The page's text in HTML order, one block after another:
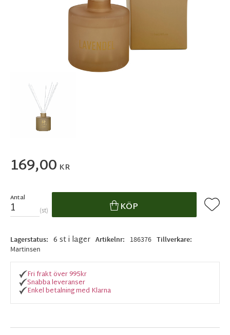
169,00 KR
Antal
st KÖP Lägg
Lagerstatus 6 st i lager Artikelnr 186376 Tillverkare
Martinsen
Fri frakt över 995kr
Snabba leveranser
Enkel betalning med Klarna